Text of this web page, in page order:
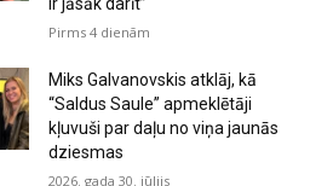
Pirms 4 dienām
Miks Galvanovskis atklāj, kā
“Saldus Saule” apmeklētāji
kļuvuši par daļu no viņa jaunās
dziesmas
2026. gada 30. jūlijs